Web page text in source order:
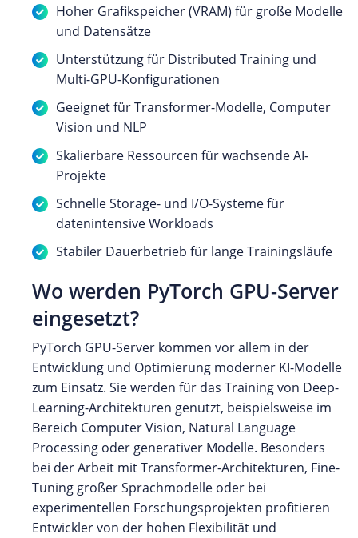
Hoher Grafikspeicher (VRAM) für große Modelle
und Datensätze
Unterstützung für Distributed Training und
Multi-GPU-Konfigurationen
Geeignet für Transformer-Modelle, Computer
Vision und NLP
Skalierbare Ressourcen für wachsende AI-
Projekte
Schnelle Storage- und I/O-Systeme für
datenintensive Workloads
Stabiler Dauerbetrieb für lange Trainingsläufe
Wo werden PyTorch GPU-Server
eingesetzt?
PyTorch GPU-Server kommen vor allem in der
Entwicklung und Optimierung moderner KI-Modelle
zum Einsatz. Sie werden für das Training von Deep-
Learning-Architekturen genutzt, beispielsweise im
Bereich Computer Vision, Natural Language
Processing oder generativer Modelle. Besonders
bei der Arbeit mit Transformer-Architekturen, Fine-
Tuning großer Sprachmodelle oder bei
experimentellen Forschungsprojekten profitieren
Entwickler von der hohen Flexibilität und